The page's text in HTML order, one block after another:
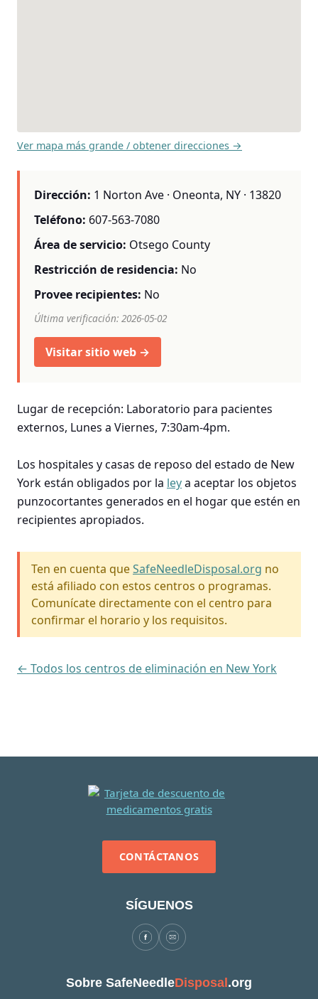
Ver mapa más grande / obtener direcciones →
Dirección: 1 Norton Ave · Oneonta, NY · 13820
Teléfono: 607-563-7080
Área de servicio: Otsego County
Restricción de residencia: No
Provee recipientes: No
Última verificación: 2026-05-02
Visitar sitio web →
Lugar de recepción: Laboratorio para pacientes
externos, Lunes a Viernes, 7:30am-4pm.
Los hospitales y casas de reposo del estado de New
York están obligados por la leya aceptar los objetos
punzocortantes generados en el hogar que estén en
recipientes apropiados.
Ten en cuenta queSafeNeedleDisposal.org no
está afiliado con estos centros o programas.
Comunícate directamente con el centro para
confirmar el horario y los requisitos.
← Todos los centros de eliminación en New York
CONTÁCTANOS
SÍGUENOS
Sobre SafeNeedleDisposal.org